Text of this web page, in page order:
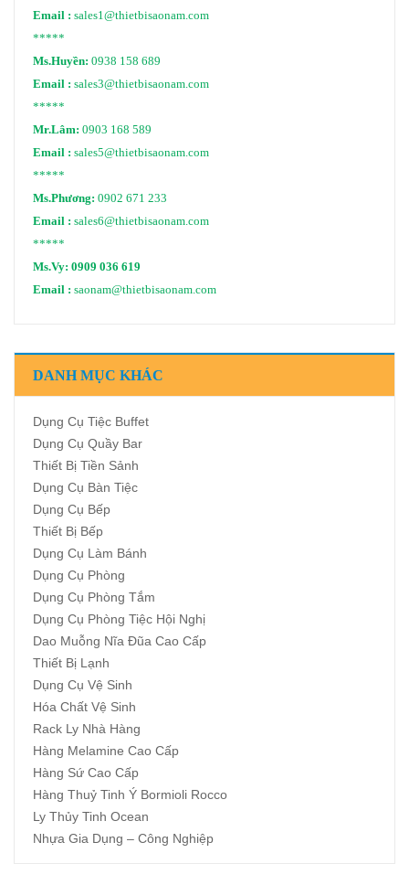
Email : sales1@thietbisaonam.com
*****
Ms.Huyền: 0938 158 689
Email : sales3@thietbisaonam.com
*****
Mr.Lâm: 0903 168 589
Email : sales5@thietbisaonam.com
*****
Ms.Phương: 0902 671 233
Email : sales6@thietbisaonam.com
*****
Ms.Vy: 0909 036 619
Email : saonam@thietbisaonam.com
DANH MỤC KHÁC
Dụng Cụ Tiệc Buffet
Dụng Cụ Quầy Bar
Thiết Bị Tiền Sảnh
Dụng Cụ Bàn Tiệc
Dụng Cụ Bếp
Thiết Bị Bếp
Dụng Cụ Làm Bánh
Dụng Cụ Phòng
Dụng Cụ Phòng Tắm
Dụng Cụ Phòng Tiệc Hội Nghị
Dao Muỗng Nĩa Đũa Cao Cấp
Thiết Bị Lạnh
Dụng Cụ Vệ Sinh
Hóa Chất Vệ Sinh
Rack Ly Nhà Hàng
Hàng Melamine Cao Cấp
Hàng Sứ Cao Cấp
Hàng Thuỷ Tinh Ý Bormioli Rocco
Ly Thủy Tinh Ocean
Nhựa Gia Dụng – Công Nghiệp